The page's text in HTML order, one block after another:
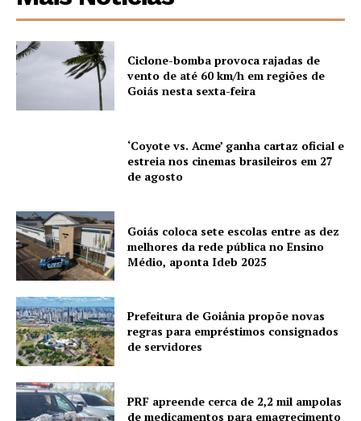
Ciclone-bomba provoca rajadas de
vento de até 60 km/h em regiões de
Goiás nesta sexta-feira
‘Coyote vs. Acme’ ganha cartaz oficial e
estreia nos cinemas brasileiros em 27
de agosto
Goiás coloca sete escolas entre as dez
melhores da rede pública no Ensino
Médio, aponta Ideb 2025
Prefeitura de Goiânia propõe novas
regras para empréstimos consignados
de servidores
PRF apreende cerca de 2,2 mil ampolas
de medicamentos para emagrecimento